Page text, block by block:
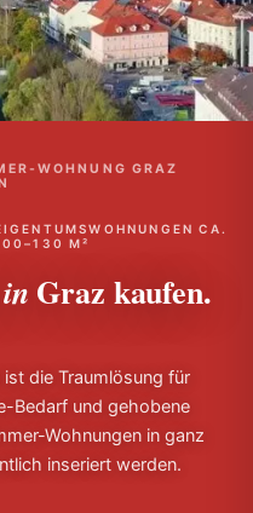
WOHNUNG GRAZ
CA.
M²
Graz kaufen.
die Traumlösung für
Bedarf und gehobene
Wohnungen in ganz
inseriert werden.